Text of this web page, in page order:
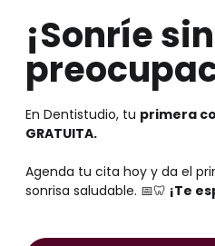
¡Sonríe sin
En Dentistudio, tu primera
GRATUITA.
Agenda tu cita hoy y da el
sonrisa saludable. 📅🦷 ¡Te